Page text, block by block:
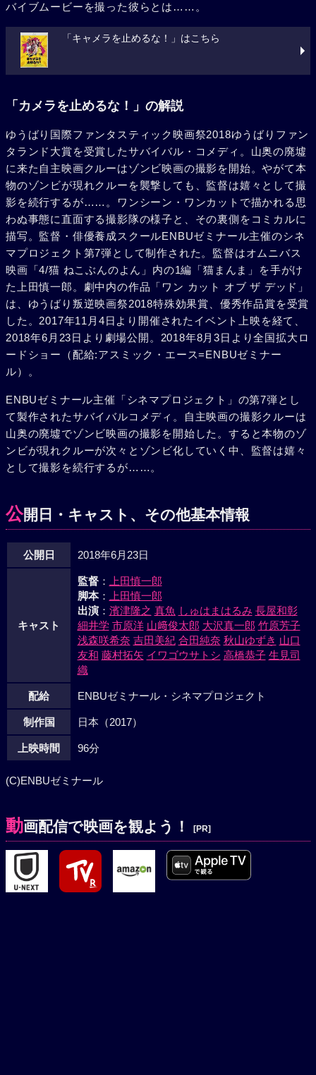
バイブムービーを撮った彼らとは……。
「キャメラを止めるな！」はこちら
「カメラを止めるな！」の解説
ゆうばり国際ファンタスティック映画祭2018ゆうばりファン
タランド大賞を受賞したサバイバル・コメディ。山奥の廃墟
に来た自主映画クルーはゾンビ映画の撮影を開始。やがて本
物のゾンビが現れクルーを襲撃しても、監督は嬉々として撮
影を続行するが……。ワンシーン・ワンカットで描かれる思
わぬ事態に直面する撮影隊の様子と、その裏側をコミカルに
描写。監督・俳優養成スクールENBUゼミナール主催のシネ
マプロジェクト第7弾として制作された。監督はオムニバス
映画「4/猫 ねこぶんのよん」内の1編「猫まんま」を手がけ
た上田慎一郎。劇中内の作品「ワン カット オブ ザ デッド」
は、ゆうばり叛逆映画祭2018特殊効果賞、優秀作品賞を受賞
した。2017年11月4日より開催されたイベント上映を経て、
2018年6月23日より劇場公開。2018年8月3日より全国拡大ロ
ードショー（配給:アスミック・エース=ENBUゼミナー
ル）。
ENBUゼミナール主催「シネマプロジェクト」の第7弾とし
て製作されたサバイバルコメディ。自主映画の撮影クルーは
山奥の廃墟でゾンビ映画の撮影を開始した。すると本物のゾ
ンビが現れクルーが次々とゾンビ化していく中、監督は嬉々
として撮影を続行するが……。
公開日・キャスト、その他基本情報
公開日 2018年6月23日
キャスト
監督： 上田慎一郎
脚本： 上田慎一郎
出演： 濱津隆之 真魚 しゅはまはるみ 長屋和彰
細井学 市原洋 山﨑俊太郎 大沢真一郎 竹原芳子
浅森咲希奈 吉田美紀 合田純奈 秋山ゆずき 山口
友和 藤村拓矢 イワゴウサトシ 高橋恭子 生見司
織
配給 ENBUゼミナール・シネマプロジェクト
制作国 日本（2017）
上映時間 96分
(C)ENBUゼミナール
動画配信で映画を観よう！ [PR]